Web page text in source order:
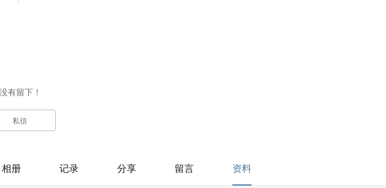
有留下！
相册 记录 分享 留言 资料